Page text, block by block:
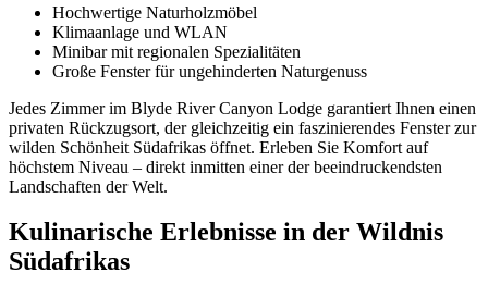
Hochwertige Naturholzmöbel
Klimaanlage und WLAN
Minibar mit regionalen Spezialitäten
Große Fenster für ungehinderten Naturgenuss
Jedes Zimmer im Blyde River Canyon Lodge garantiert Ihnen einen
privaten Rückzugsort, der gleichzeitig ein faszinierendes Fenster zur
wilden Schönheit Südafrikas öffnet. Erleben Sie Komfort auf
höchstem Niveau – direkt inmitten einer der beeindruckendsten
Landschaften der Welt.
Kulinarische Erlebnisse in der Wildnis
Südafrikas